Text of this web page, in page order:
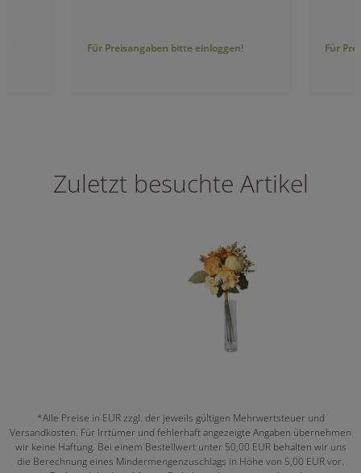
Für Preisangaben bitte einloggen! Für Preisangaben
Zuletzt besuchte Artikel
*Alle Preise in EUR zzgl. der jeweils gültigen Mehrwertsteuer und
Versandkosten. Für Irrtümer und fehlerhaft angezeigte Angaben übernehmen
wir keine Haftung. Bei einem Bestellwert unter 50,00 EUR behalten wir uns
die Berechnung eines Mindermengenzuschlags in Höhe von 5,00 EUR vor.